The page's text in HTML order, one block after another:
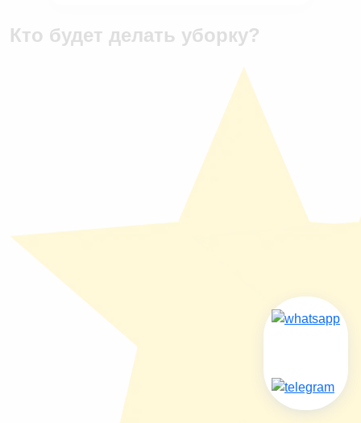
Кто будет делать уборку?